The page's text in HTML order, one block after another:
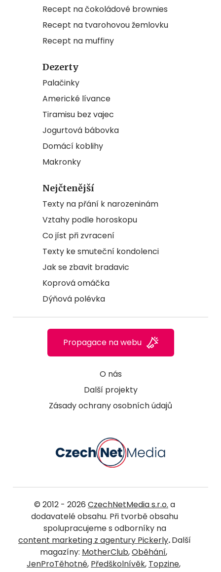
Recept na čokoládové brownies
Recept na tvarohovou žemlovku
Recept na muffiny
Dezerty
Palačinky
Americké lívance
Tiramisu bez vajec
Jogurtová bábovka
Domácí koblihy
Makronky
Nejčtenější
Texty na přání k narozeninám
Vztahy podle horoskopu
Co jíst při zvracení
Texty ke smuteční kondolenci
Jak se zbavit bradavic
Koprová omáčka
Dýňová polévka
O nás
Další projekty
Zásady ochrany osobních údajů
Propagace na webu
© 2012 - 2026 CzechNetMedia s.r.o. a
dodavatelé obsahu. Při tvorbě obsahu
spolupracujeme s odborníky na
content marketing z agentury Pickerly.Další
magazíny: MotherClub,Oběhání,
JenProTěhotné, Předškolnívěk, Topzine,